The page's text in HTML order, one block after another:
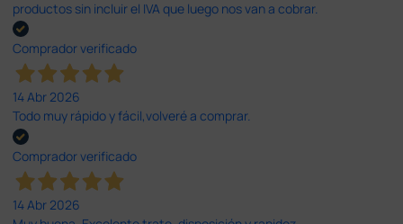
productos sin incluir el IVA que luego nos van a cobrar.
Comprador verificado
14 Abr 2026
Todo muy rápido y fácil,volveré a comprar.
Comprador verificado
14 Abr 2026